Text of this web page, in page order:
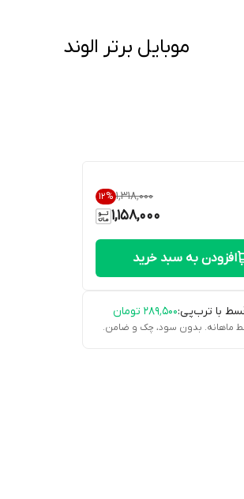
موبایل برتر الوند
۱٬۳۱۸٬۰۰۰ 12%
1,158,000
افزودن به سبد خرید
با ترب‌پی:۲۸۹٬۵۰۰ تومان